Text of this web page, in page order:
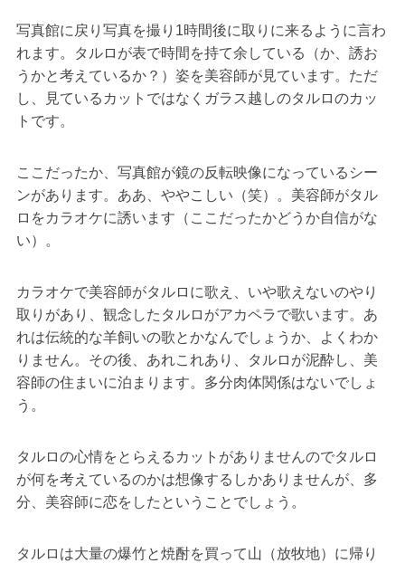
写真館に戻り写真を撮り1時間後に取りに来るように言わ
れます。タルロが表で時間を持て余している（か、誘お
うかと考えているか？）姿を美容師が見ています。ただ
し、見ているカットではなくガラス越しのタルロのカッ
トです。
ここだったか、写真館が鏡の反転映像になっているシー
ンがあります。ああ、ややこしい（笑）。美容師がタル
ロをカラオケに誘います（ここだったかどうか自信がな
い）。
カラオケで美容師がタルロに歌え、いや歌えないのやり
取りがあり、観念したタルロがアカペラで歌います。あ
れは伝統的な羊飼いの歌とかなんでしょうか、よくわか
りません。その後、あれこれあり、タルロが泥酔し、美
容師の住まいに泊まります。多分肉体関係はないでしょ
う。
タルロの心情をとらえるカットがありませんのでタルロ
が何を考えているのかは想像するしかありませんが、多
分、美容師に恋をしたということでしょう。
タルロは大量の爆竹と焼酎を買って山（放牧地）に帰り